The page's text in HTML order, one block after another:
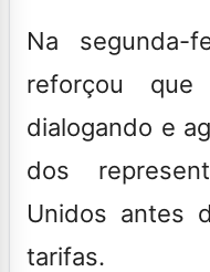
Na segunda-
reforçou
dialogando e
dos
Unidos antes
tarifas.